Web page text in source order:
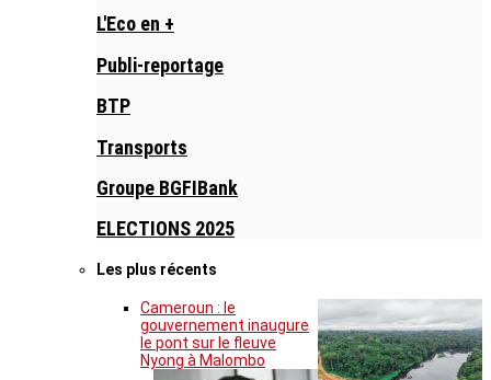
L'Eco en +
Publi-reportage
BTP
Transports
Groupe BGFIBank
ELECTIONS 2025
Les plus récents
Cameroun : le
gouvernement inaugure
le pont sur le fleuve
Nyong à Malombo